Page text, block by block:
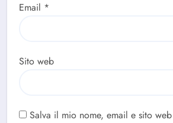
Email *
Sito web
Salva il mio nome, email e sito